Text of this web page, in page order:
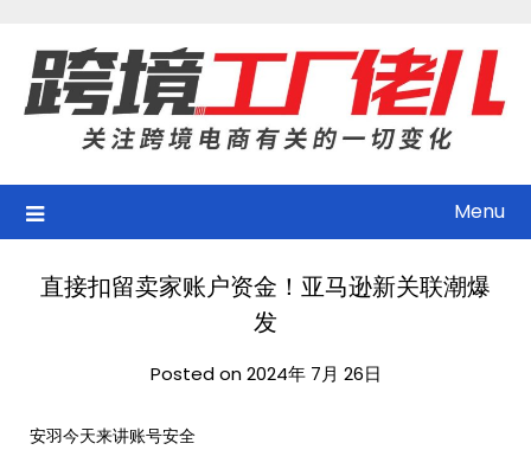
content
Menu
直接扣留卖家账户资金！亚马逊新关联潮爆
发
Posted on 2024年 7月 26日
安羽今天来讲账号安全